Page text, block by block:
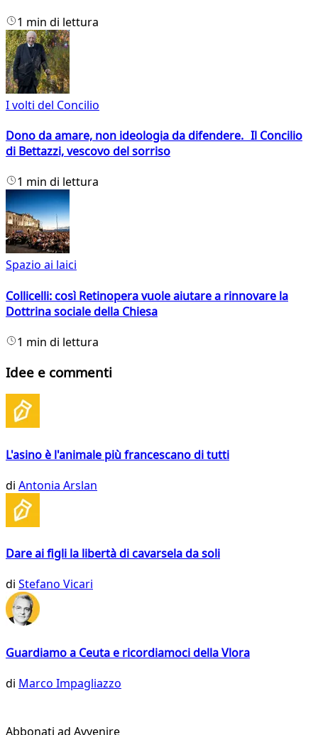
1 min di lettura
I volti del Concilio
Dono da amare, non ideologia da difendere. Il Concilio
di Bettazzi, vescovo del sorriso
1 min di lettura
Spazio ai laici
Collicelli: così Retinopera vuole aiutare a rinnovare la
Dottrina sociale della Chiesa
1 min di lettura
Idee e commenti
L'asino è l'animale più francescano di tutti
di Antonia Arslan
Dare ai figli la libertà di cavarsela da soli
di Stefano Vicari
Guardiamo a Ceuta e ricordiamoci della Vlora
di Marco Impagliazzo
Abbonati ad Avvenire